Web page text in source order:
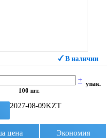
В наличии
+
100 шт.
упак.
2027-08-09KZT
цена Экономия